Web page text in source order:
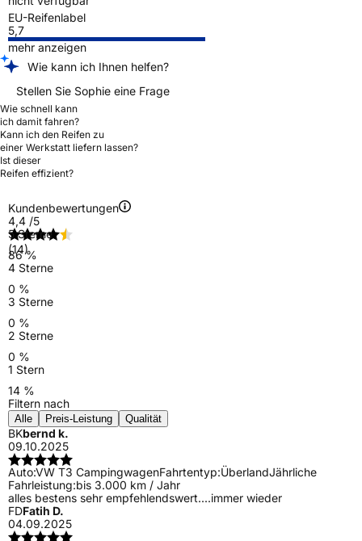
EU-Reifenlabel
5,7
mehr anzeigen
Wie kann ich Ihnen helfen?
Stellen Sie Sophie eine Frage
Wie schnell kann
ich damit fahren?
Kann ich den Reifen zu
einer Werkstatt liefern lassen?
Ist dieser
Reifen effizient?
Kundenbewertungen
4,4 /5
(14)
5 Sterne
86 %
4 Sterne
0 %
3 Sterne
0 %
2 Sterne
0 %
1 Stern
14 %
Filtern nach
Alle Preis-Leistung Qualität
BKbernd k.
09.10.2025
Auto:VW T3 CampingwagenFahrtentyp:ÜberlandJährliche
Fahrleistung:bis 3.000 km / Jahr
alles bestens sehr empfehlendswert....immer wieder
FDFatih D.
04.09.2025